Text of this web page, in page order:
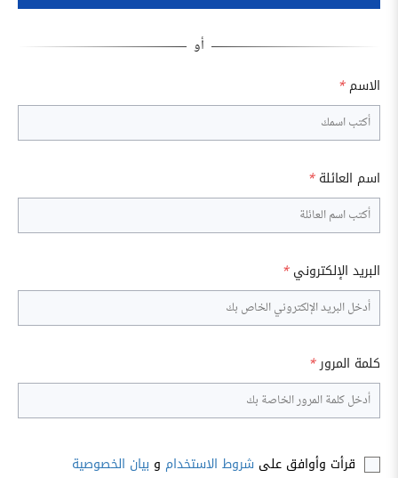
الاسم *
اسم العائلة *
البريد الإلكتروني *
كلمة المرور*
قرأت وأوافق على شروط الاستخدام و بيان الخصوصية